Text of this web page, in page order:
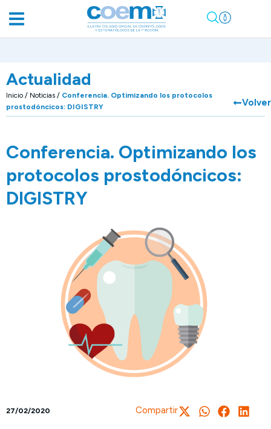
Actualidad
Inicio / Noticias / Conferencia. Optimizando los protocolos
prostodóncicos: DIGISTRY
Volver
Conferencia. Optimizando los
protocolos prostodóncicos:
DIGISTRY
27/02/2020 Compartir